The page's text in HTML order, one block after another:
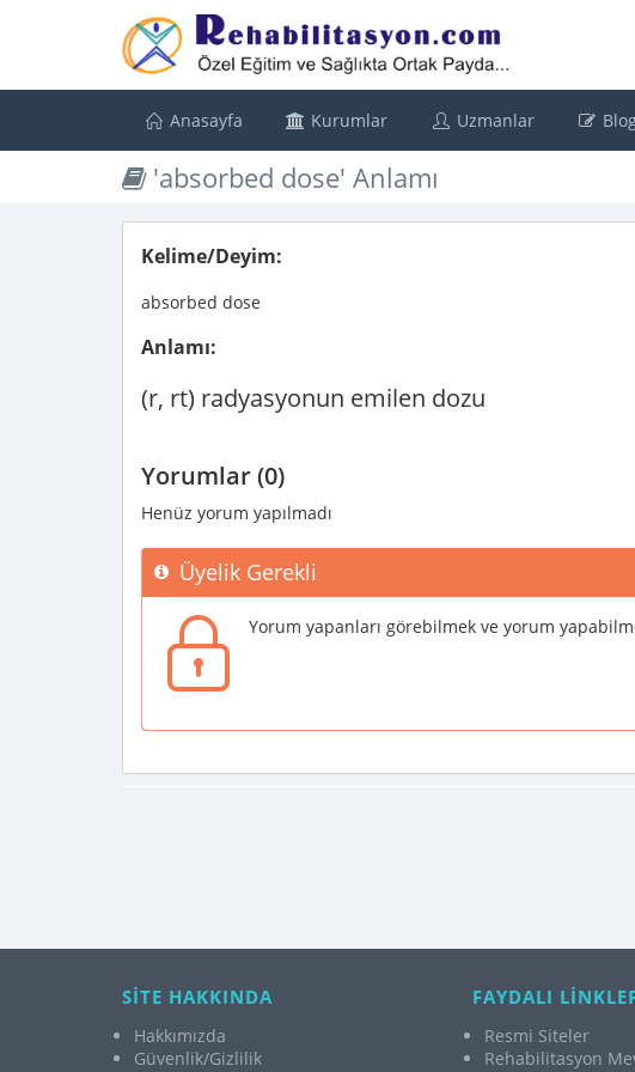
Anasayfa Kurumlar Uzmanlar
'absorbed dose' Anlamı
Kelime/Deyim:
absorbed dose
Anlamı:
(r, rt) radyasyonun emilen dozu
Yorumlar (0)
Henüz yorum yapılmadı
Üyelik Gerekli
Yorum yapanları görebilmek ve yorum
SİTE HAKKINDA
Hakkımızda
Güvenlik/Gizlilik
FAYDALI
Resmi Siteler
Rehabilitasyon